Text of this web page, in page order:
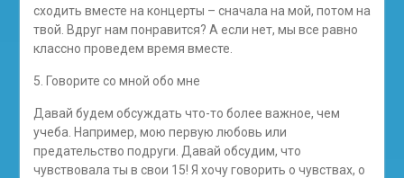
сходить вместе на концерты – сначала на мой, потом на
твой. Вдруг нам понравится? А если нет, мы все равно
классно проведем время вместе.
5. Говорите со мной обо мне
Давай будем обсуждать что-то более важное, чем
учеба. Например, мою первую любовь или
предательство подруги. Давай обсудим, что
чувствовала ты в свои 15! Я хочу говорить о чувствах, о